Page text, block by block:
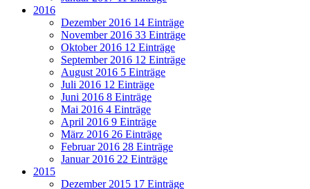
2016
Dezember 2016 14 Einträge
November 2016 33 Einträge
Oktober 2016 12 Einträge
September 2016 12 Einträge
August 2016 5 Einträge
Juli 2016 12 Einträge
Juni 2016 8 Einträge
Mai 2016 4 Einträge
April 2016 9 Einträge
März 2016 26 Einträge
Februar 2016 28 Einträge
Januar 2016 22 Einträge
2015
Dezember 2015 17 Einträge